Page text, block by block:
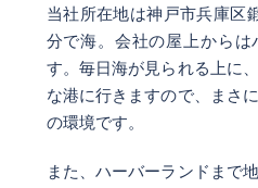
当社所在地は神戸市兵庫区
分で海。会社の屋上からは
す。毎日海が見られる上に
な港に行きますので、まさ
の環境です。
また、ハーバーランドまで